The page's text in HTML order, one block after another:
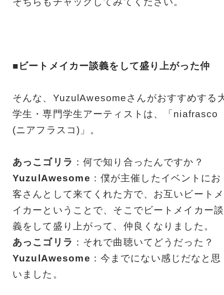
■ビートメイカー談義をして盛り上がった仲
そんな、YuzulAwesomeさんがおすすめする
学生・専門学生アーティストは、「niafrasco
(ニアフラスコ)」。
あっこゴリラ ：何で知り合ったんですか？
YuzulAwesome ：僕が主催したイベントにお
客さんとして来てくれた方で、お互いビートメ
イカーということで、そこでビートメイカー談
義をして盛り上がって、仲良くなりました。
あっこゴリラ ：それで曲聴いてどうだった？
YuzulAwesome ：今までにない感じだなと思
いました。